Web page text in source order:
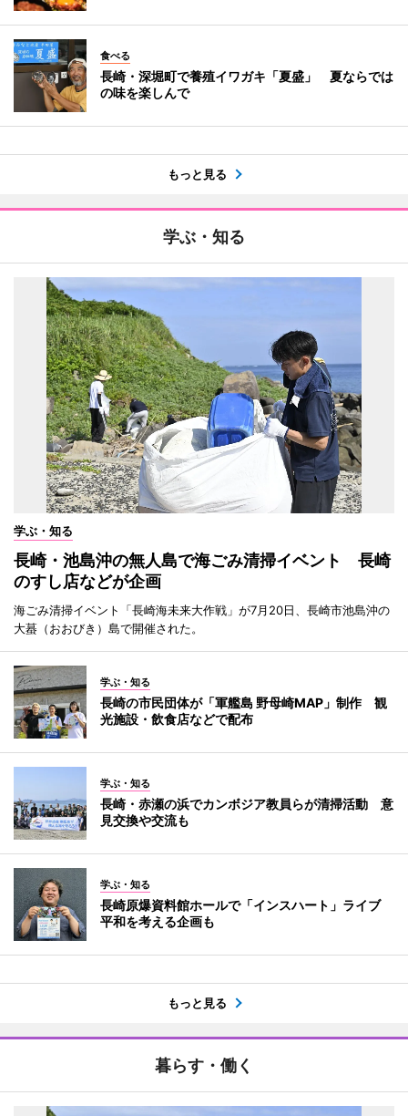
食べる
長崎・深堀町で養殖イワガキ「夏盛」 夏ならでは
の味を楽しんで
もっと見る
学ぶ・知る
学ぶ・知る
長崎・池島沖の無人島で海ごみ清掃イベント 長崎
のすし店などが企画
海ごみ清掃イベント「長崎海未来大作戦」が7月20日、長崎市池島沖の
大蟇（おおびき）島で開催された。
学ぶ・知る
長崎の市民団体が「軍艦島 野母崎MAP」制作 観
光施設・飲食店などで配布
学ぶ・知る
長崎・赤瀬の浜でカンボジア教員らが清掃活動 意
見交換や交流も
学ぶ・知る
長崎原爆資料館ホールで「インスハート」ライブ
平和を考える企画も
もっと見る
暮らす・働く